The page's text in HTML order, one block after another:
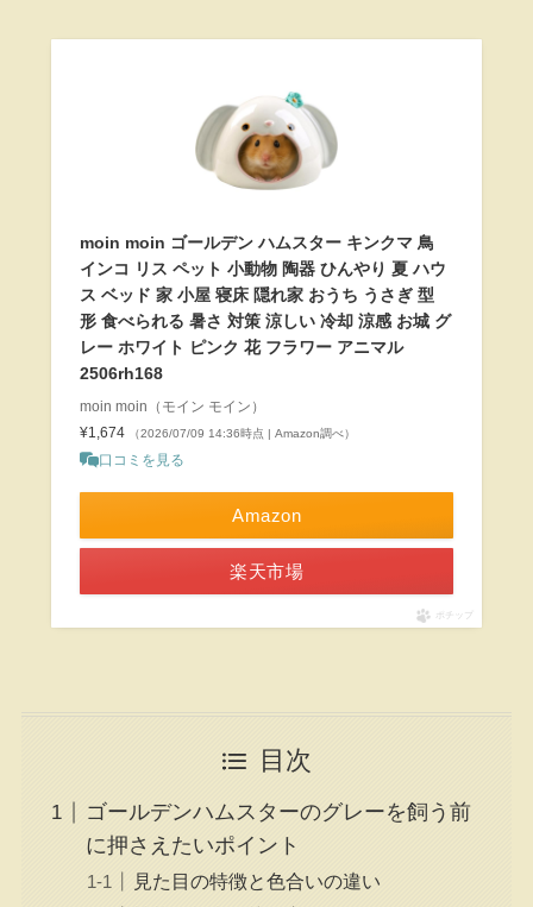
moin moin ゴールデン ハムスター キンクマ 鳥
インコ リス ペット 小動物 陶器 ひんやり 夏 ハウ
ス ベッド 家 小屋 寝床 隠れ家 おうち うさぎ 型
形 食べられる 暑さ 対策 涼しい 冷却 涼感 お城 グ
レー ホワイト ピンク 花 フラワー アニマル
2506rh168
moin moin（モイン モイン）
¥1,674
（2026/07/09 14:36時点 | Amazon調べ）
口コミを見る
Amazon
楽天市場
ポチップ
目次
ゴールデンハムスターのグレーを飼う前
に押さえたいポイント
見た目の特徴と色合いの違い